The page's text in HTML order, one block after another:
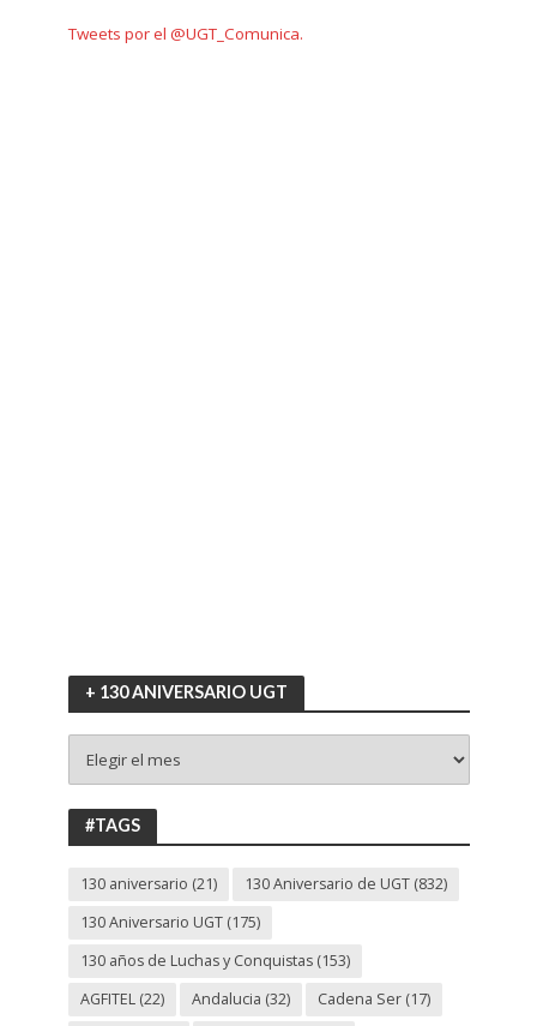
Tweets por el @UGT_Comunica.
+ 130 ANIVERSARIO UGT
130
ANIVERSARIO
UGT
#TAGS
130 aniversario (21) 130 Aniversario de UGT(832)
130 Aniversario UGT(175)
130 años de Luchas y Conquistas(153)
AGFITEL(22) Andalucia (32) Cadena Ser(17)